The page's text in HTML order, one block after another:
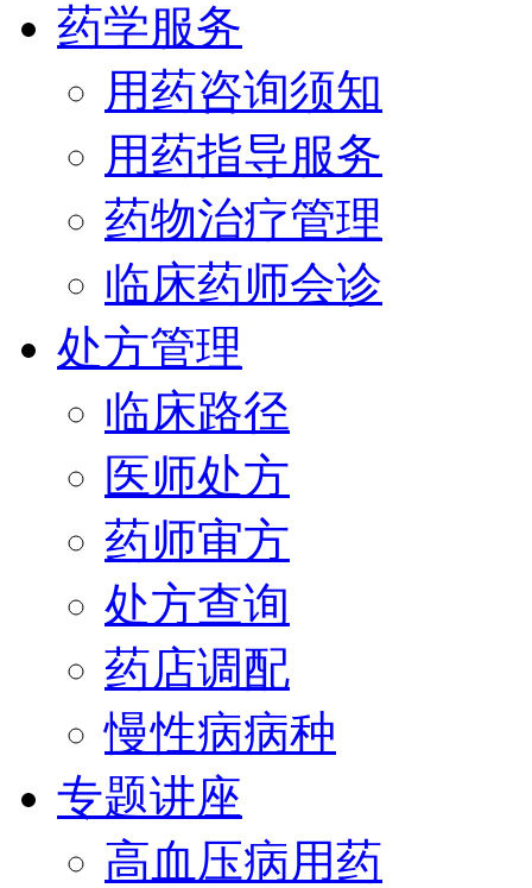
药学服务
用药咨询须知
用药指导服务
药物治疗管理
临床药师会诊
处方管理
临床路径
医师处方
药师审方
处方查询
药店调配
慢性病病种
专题讲座
高血压病用药